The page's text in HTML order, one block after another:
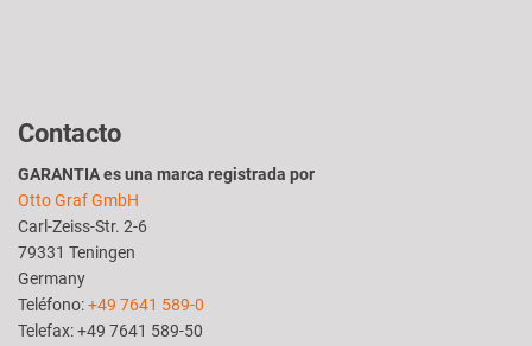
Contacto
GARANTIA es una marca registrada por
Otto Graf GmbH
Carl-Zeiss-Str. 2-6
79331 Teningen
Germany
Teléfono:+49 7641 589-0
Telefax: +49 7641 589-50